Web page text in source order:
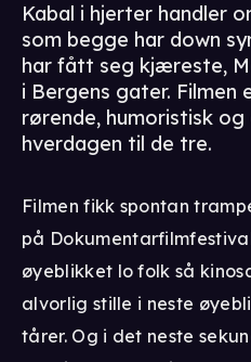
Kabal i hjerter handler
som begge har down
har fått seg kjæreste,
i Bergens gater.
rørende, humoristisk
hverdagen til de tre.
Filmen fikk spontan
på
øyeblikket lo folk så
alvorlig stille i neste
tårer. Og i det neste